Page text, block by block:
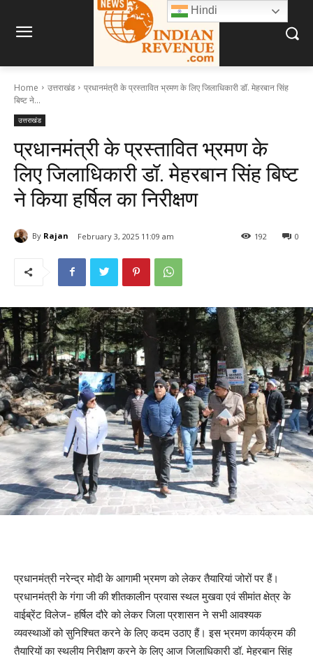
Home उत्तराखंड
प्रधानमंत्री के प्रस्तावित भ्रमण के लिए जिलाधिकारी डॉ. मेहरबान सिंह
बिष्ट ने...
उत्तराखंड
प्रधानमंत्री के प्रस्तावित भ्रमण के
लिए जिलाधिकारी डॉ. मेहरबान सिंह बिष्ट
ने किया हर्षिल का निरीक्षण
By Rajan February 3, 2025 11:09 am 0
192
प्रधानमंत्री नरेन्द्र मोदी के आगामी भ्रमण को लेकर तैयारियां जोरों पर हैं।
प्रधानमंत्री के गंगा जी की शीतकालीन प्रवास स्थल मुखवा एवं सीमांत क्षेत्र के
वाईब्रेंट विलेज- हर्षिल दौरे को लेकर जिला प्रशासन ने सभी आवश्यक
व्यवस्थाओं को सुनिश्चित करने के लिए कदम उठाए हैं। इस भ्रमण कार्यक्रम की
तैयारियों का स्थलीय निरीक्षण करने के लिए आज जिलाधिकारी डॉ. मेहरबान सिंह
Hindi